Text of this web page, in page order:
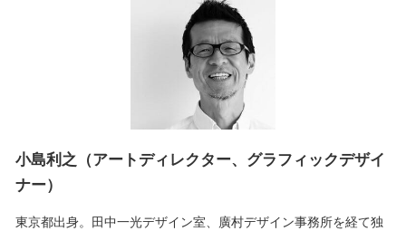
小島利之（アートディレクター、グラフィックデザイ
ナー）
東京都出身。田中一光デザイン室、廣村デザイン事務所を経て独